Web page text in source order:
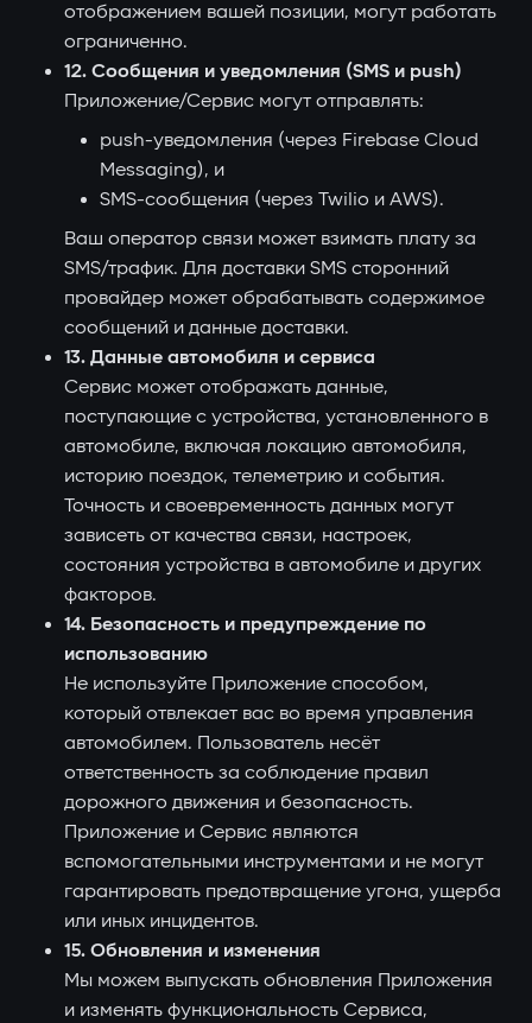
отображением вашей позиции, могут работать
ограниченно.
12. Сообщения и уведомления (SMS и push)
Приложение/Сервис могут отправлять:
push-уведомления (через Firebase Cloud
Messaging), и
SMS-сообщения (через Twilio и AWS).
Ваш оператор связи может взимать плату за
SMS/трафик. Для доставки SMS сторонний
провайдер может обрабатывать содержимое
сообщений и данные доставки.
13. Данные автомобиля и сервиса
Сервис может отображать данные,
поступающие с устройства, установленного в
автомобиле, включая локацию автомобиля,
историю поездок, телеметрию и события.
Точность и своевременность данных могут
зависеть от качества связи, настроек,
состояния устройства в автомобиле и других
факторов.
14. Безопасность и предупреждение по
использованию
Не используйте Приложение способом,
который отвлекает вас во время управления
автомобилем. Пользователь несёт
ответственность за соблюдение правил
дорожного движения и безопасность.
Приложение и Сервис являются
вспомогательными инструментами и не могут
гарантировать предотвращение угона, ущерба
или иных инцидентов.
15. Обновления и изменения
Мы можем выпускать обновления Приложения
и изменять функциональность Сервиса,